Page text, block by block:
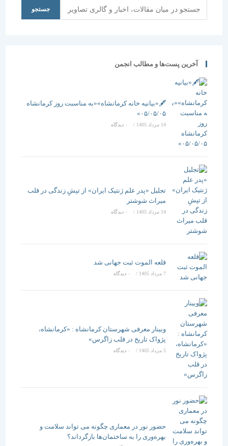
جستجو
آخرین پست‌ها و مطالب انجمن
🖋️«بیانیه خانه کرمانشاه»«به مناسبت روز کرمانشاه
۰۵/۰۵/۰۵»
/ ۰ دیدگاه
تجلیل «پدر علم ژنتیک ایران» از تپشِ زندگی در قلب
میراث شوشتر
14 مرداد 1405 / ۰ دیدگاه
قلعه الموت ثبت جهانی شد
/ ۰ دیدگاه
وبینار معرفی شهرستان کرمانشاه : «کرمانشاه،
پژواک تاریخ در قلب زاگرس»
5 مرداد 1405 / ۰ دیدگاه
حضور نور در معماری چگونه می تواند سلامت و
بهره‌وری را به ساختمان‌ها بازگرداند؟